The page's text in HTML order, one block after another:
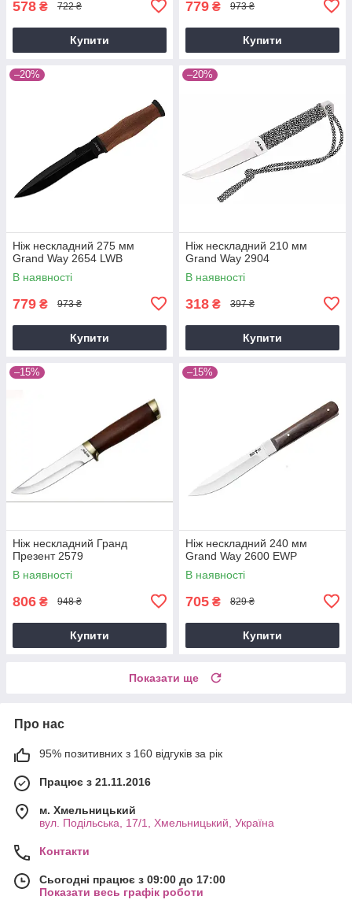
578 ₴ 722 ₴
Купити
779 ₴ 973 ₴
Купити
–20%
Ніж нескладний 275 мм
Grand Way 2654 LWB
В наявності
779 ₴ 973 ₴
Купити
–20%
Ніж нескладний 210 мм
Grand Way 2904
В наявності
318 ₴ 397 ₴
Купити
–15%
Ніж нескладний Гранд
Презент 2579
В наявності
806 ₴ 948 ₴
Купити
–15%
Ніж нескладний 240 мм
Grand Way 2600 EWP
В наявності
705 ₴ 829 ₴
Купити
Показати ще
Про нас
95% позитивних з 160 відгуків за рік
Працює з 21.11.2016
м. Хмельницький
вул. Подільська, 17/1, Хмельницький, Україна
Контакти
Сьогодні працює з 09:00 до 17:00
Показати весь графік роботи